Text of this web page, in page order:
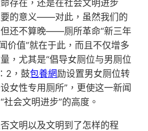
存在，还是在社会文明进步
要的意义——对此，虽然我们的
还不算晚——厕所革命“新三年
价值”就在于此，而且不仅增多
，尤其是“倡导女厕位与男厕位
，鼓包養網励设置男女厕位转
女性专用厕所”，更使这一新闻
社会文明进步”的高度。
文明以及文明到了怎样的程